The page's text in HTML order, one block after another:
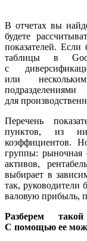
В отчетах вы
будете
показателей.
таблицы в
с
или
для
Перечень
пунктов, из
коэффициентов.
группы: рыночная
активов,
выбирает в
так, руководители
валовую прибыль,
Разберем
С помощью ее